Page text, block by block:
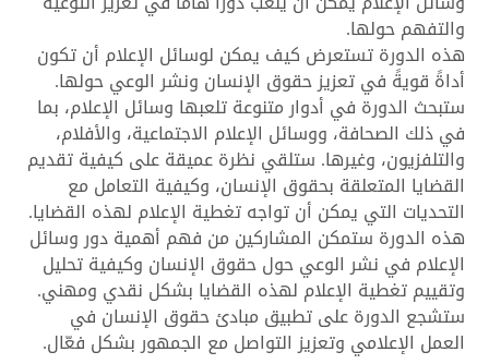
والتفهم حولها.
هذه الدورة تستعرض كيف يمكن لوسائل الإعلام أن تكون
أداةً قويةً في تعزيز حقوق الإنسان ونشر الوعي حولها.
ستبحث الدورة في أدوار متنوعة تلعبها وسائل الإعلام، بما
في ذلك الصحافة، ووسائل الإعلام الاجتماعية، والأفلام،
والتلفزيون، وغيرها. ستلقي نظرة عميقة على كيفية تقديم
القضايا المتعلقة بحقوق الإنسان، وكيفية التعامل مع
التحديات التي يمكن أن تواجه تغطية الإعلام لهذه القضايا.
هذه الدورة ستمكن المشاركين من فهم أهمية دور وسائل
الإعلام في نشر الوعي حول حقوق الإنسان وكيفية تحليل
وتقييم تغطية الإعلام لهذه القضايا بشكل نقدي ومهني.
ستشجع الدورة على تطبيق مبادئ حقوق الإنسان في
العمل الإعلامي وتعزيز التواصل مع الجمهور بشكل فعّال.